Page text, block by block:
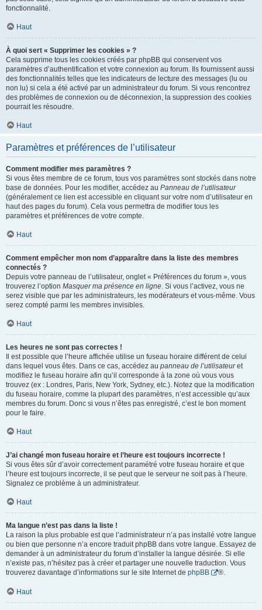
fonctionnalité.
Haut
À quoi sert « Supprimer les cookies » ?
Cela supprime tous les cookies créés par phpBB qui conservent vos
paramètres d’authentification et votre connexion au forum. Ils fournissent aussi
des fonctionnalités telles que les indicateurs de lecture des messages (lu ou
non lu) si cela a été activé par un administrateur du forum. Si vous rencontrez
des problèmes de connexion ou de déconnexion, la suppression des cookies
pourrait les résoudre.
Haut
Paramètres et préférences de l’utilisateur
Comment modifier mes paramètres ?
Si vous êtes membre de ce forum, tous vos paramètres sont stockés dans notre
base de données. Pour les modifier, accédez au Panneau de l’utilisateur
(généralement ce lien est accessible en cliquant sur votre nom d’utilisateur en
haut des pages du forum). Cela vous permettra de modifier tous les
paramètres et préférences de votre compte.
Haut
Comment empêcher mon nom d’apparaître dans la liste des membres
connectés ?
Depuis votre panneau de l’utilisateur, onglet « Préférences du forum », vous
trouverez l’option Masquer ma présence en ligne. Si vous l’activez, vous ne
serez visible que par les administrateurs, les modérateurs et vous-même. Vous
serez compté parmi les membres invisibles.
Haut
Les heures ne sont pas correctes !
Il est possible que l’heure affichée utilise un fuseau horaire différent de celui
dans lequel vous êtes. Dans ce cas, accédez au panneau de l’utilisateuret
modifiez le fuseau horaire afin qu’il corresponde à la zone où vous vous
trouvez (ex : Londres, Paris, New York, Sydney, etc.). Notez que la modification
du fuseau horaire, comme la plupart des paramètres, n’est accessible qu’aux
membres du forum. Donc si vous n’êtes pas enregistré, c’est le bon moment
pour le faire.
Haut
J’ai changé mon fuseau horaire et l’heure est toujours incorrecte !
Si vous êtes sûr d’avoir correctement paramétré votre fuseau horaire et que
l’heure est toujours incorrecte, il se peut que le serveur ne soit pas à l’heure.
Signalez ce problème à un administrateur.
Haut
Ma langue n’est pas dans la liste !
La raison la plus probable est que l’administrateur n’a pas installé votre langue
ou bien que personne n’a encore traduit phpBB dans votre langue. Essayez de
demander à un administrateur du forum d’installer la langue désirée. Si elle
n’existe pas, n’hésitez pas à créer et partager une nouvelle traduction. Vous
trouverez davantage d’informations sur le site Internet de phpBB ®.
Haut